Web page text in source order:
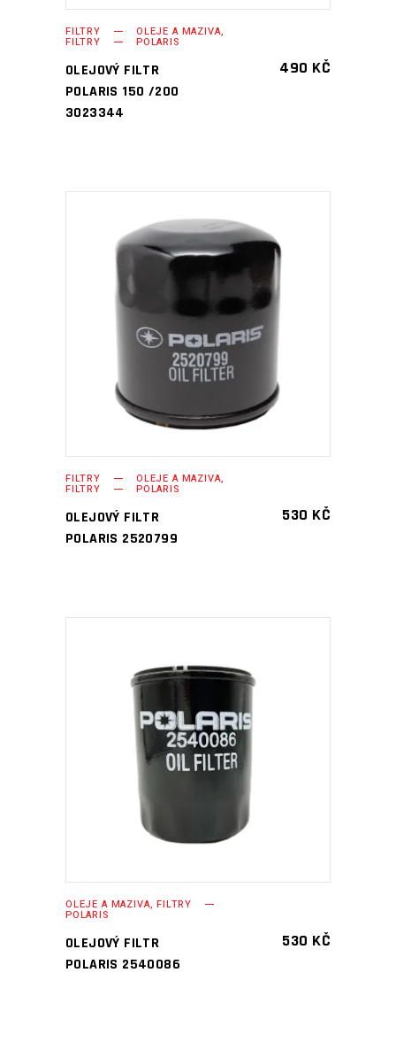
FILTRY OLEJE A MAZIVA,
FILTRY POLARIS
OLEJOVÝ FILTR
POLARIS 150 /200
3023344
490 KČ
PŘIDAT DO KOŠÍKU
FILTRY OLEJE A MAZIVA,
FILTRY POLARIS
OLEJOVÝ FILTR
POLARIS 2520799
530 KČ
PŘIDAT DO KOŠÍKU
OLEJE A MAZIVA, FILTRY
POLARIS
OLEJOVÝ FILTR
POLARIS 2540086
530 KČ